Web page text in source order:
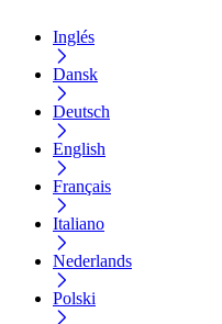
Inglés
Dansk
Deutsch
English
Français
Italiano
Nederlands
Polski